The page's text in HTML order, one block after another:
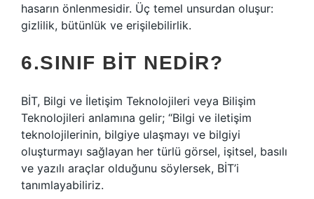
hasarın önlenmesidir. Üç temel unsurdan oluşur:
gizlilik, bütünlük ve erişilebilirlik.
6.SINIF BİT NEDIR?
BİT, Bilgi ve İletişim Teknolojileri veya Bilişim
Teknolojileri anlamına gelir; “Bilgi ve iletişim
teknolojilerinin, bilgiye ulaşmayı ve bilgiyi
oluşturmayı sağlayan her türlü görsel, işitsel, basılı
ve yazılı araçlar olduğunu söylersek, BİT’i
tanımlayabiliriz.